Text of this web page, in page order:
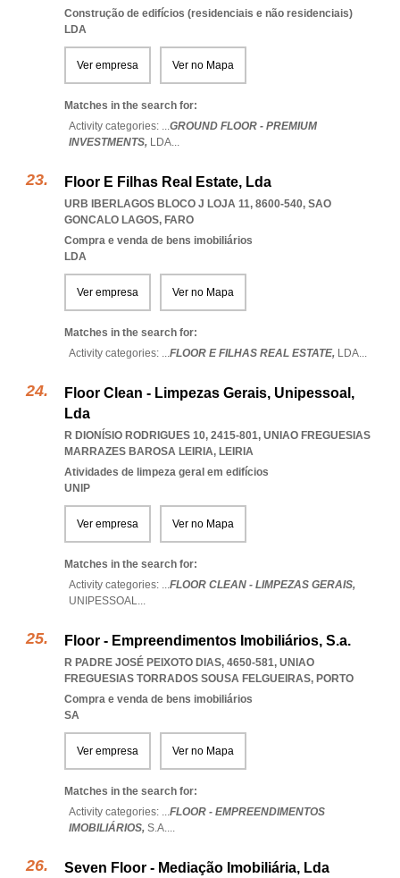
Construção de edifícios (residenciais e não residenciais)
LDA
Ver empresa Ver no Mapa
Matches in the search for:
Activity categories: ...GROUND FLOOR - PREMIUM
INVESTMENTS, LDA...
Floor E Filhas Real Estate, Lda
URB IBERLAGOS BLOCO J LOJA 11, 8600-540, SAO
GONCALO LAGOS, FARO
Compra e venda de bens imobiliários
LDA
Ver empresa Ver no Mapa
Matches in the search for:
Activity categories: ...FLOOR E FILHAS REAL ESTATE, LDA...
Floor Clean - Limpezas Gerais, Unipessoal,
Lda
R DIONÍSIO RODRIGUES 10, 2415-801, UNIAO FREGUESIAS
MARRAZES BAROSA LEIRIA, LEIRIA
Atividades de limpeza geral em edifícios
UNIP
Ver empresa Ver no Mapa
Matches in the search for:
Activity categories: ...FLOOR CLEAN - LIMPEZAS GERAIS,
UNIPESSOAL...
Floor - Empreendimentos Imobiliários, S.a.
R PADRE JOSÉ PEIXOTO DIAS, 4650-581, UNIAO
FREGUESIAS TORRADOS SOUSA FELGUEIRAS, PORTO
Compra e venda de bens imobiliários
SA
Ver empresa Ver no Mapa
Matches in the search for:
Activity categories: ...FLOOR - EMPREENDIMENTOS
IMOBILIÁRIOS, S.A....
Seven Floor - Mediação Imobiliária, Lda